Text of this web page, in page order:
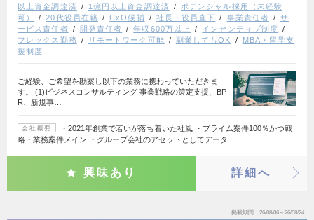
以上資金調達済
1億円以上資金調達済
ポテンシャル採用（未経験
可）
20代役員在籍 CxO候補 社長・役員直下 事業責任者
サ
ービス責任者
開発責任者 年収600万以上
インセンティブ制度
フレックス勤務
リモートワーク可能 副業してもOK
MBA・留学支
援制度
ご経験、ご希望を勘案し以下の業務に携わっていただきま
す。 (1)ビジネスコンサルティング 事業戦略の策定支援、BP
R、新規事…
会社概要
・2021年創業で若いが落ち着いた社風 ・プライム案件100％かつ戦
略・業務案件メイン ・グループ会社のアセットとしてデータ…
興味あり 詳細へ
掲載期間 26/08/06～26/08/24